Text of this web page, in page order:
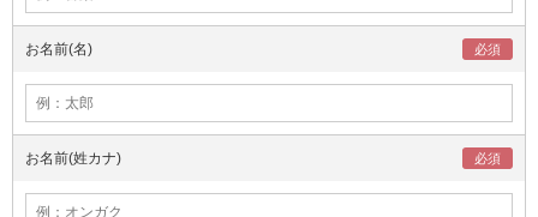
お名前(名)
お名前(姓カナ)